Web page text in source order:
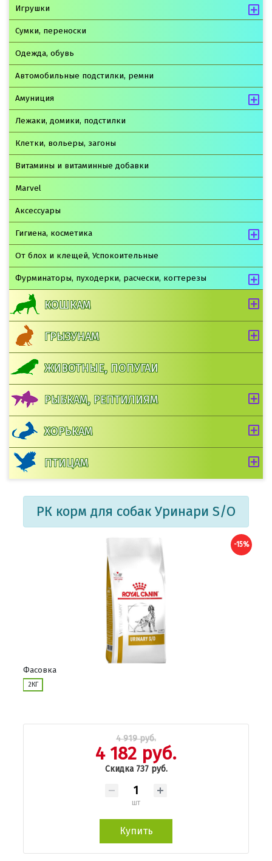
Игрушки
Сумки, переноски
Одежда, обувь
Автомобильные подстилки, ремни
Амуниция
Лежаки, домики, подстилки
Клетки, вольеры, загоны
Витамины и витаминные добавки
Marvel
Аксессуары
Гигиена, косметика
От блох и клещей, Успокоительные
Фурминаторы, пуходерки, расчески, когтерезы
КОШКАМ
ГРЫЗУНАМ
ЖИВОТНЫЕ, ПОПУГАИ
РЫБКАМ, РЕПТИЛИЯМ
ХОРЬКАМ
ПТИЦАМ
РК корм для собак Уринари S/O
-15%
Фасовка
2КГ
4 919 руб.
4 182 руб.
Скидка 737 руб.
шт
Купить